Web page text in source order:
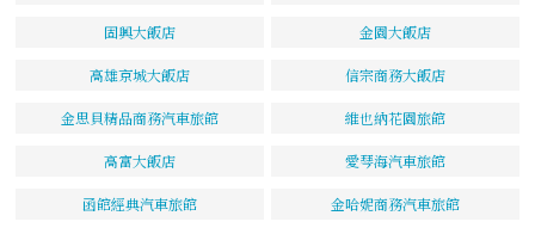
固興大飯店 金園大飯店
高雄京城大飯店 信宗商務大飯店
金思貝精品商務汽車旅館 維也納花園旅館
高富大飯店 愛琴海汽車旅館
函館經典汽車旅館 金哈妮商務汽車旅館